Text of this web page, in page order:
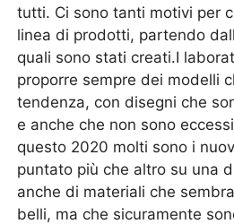
tutti. Ci sono tanti motivi per
linea di prodotti, partendo
quali sono stati creati.I
proporre sempre dei modelli
tendenza, con disegni che
e anche che non sono
questo 2020 molti sono i
puntato più che altro su una
anche di materiali che
belli, ma che sicuramente